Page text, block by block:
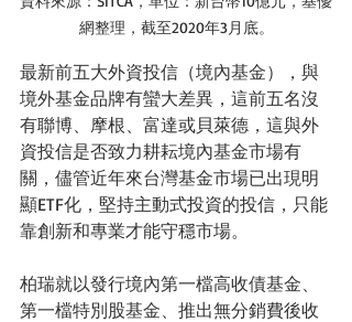
網整理，截至2020年3月底。
最新前五大外資投信（境內基金），與
境外基金品牌有蠻大差異，這前五名沒
有聯博、摩根、富達或貝萊德，這與外
資投信是否致力耕耘境內基金市場有
關，儘管近年來台灣基金市場已出現明
顯ETF化，堅持主動式投資的投信，只能
靠創新和專業才能守穩市場。
柏瑞就以發行境內第一檔高收債基金、
第一檔特別股基金、推出無分銷費後收